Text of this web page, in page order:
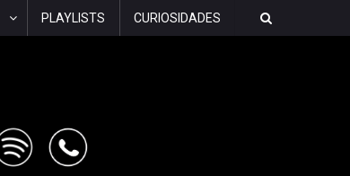
PLAYLISTS CURIOSIDADES